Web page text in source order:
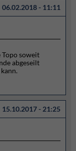
06.02.2018 - 11:11
soweit
abgeseilt
15.10.2017 - 21:25